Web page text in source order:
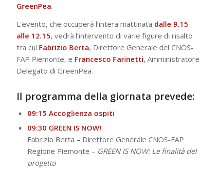
GreenPea.
L’evento, che occuperà l’intera mattinata dalle 9.15
alle 12.15, vedrà l’intervento di varie figure di risalto
tra cui Fabrizio Berta, Direttore Generale del CNOS-
FAP Piemonte, e Francesco Farinetti, Amministratore
Delegato di GreenPea.
Il programma della giornata prevede:
09:15 Accoglienza ospiti
09:30 GREEN IS NOW!
Fabrizio Berta – Direttore Generale CNOS-FAP
Regione Piemonte – GREEN IS NOW: Le finalità del
progetto